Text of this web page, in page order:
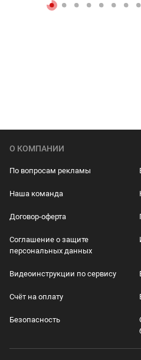
О КОМПАНИИ
По вопросам рекламы
Наша команда
Договор-оферта
Соглашение о защите
персональных данных
Видеоинструкции по сервису
Счёт на оплату
Безопасность